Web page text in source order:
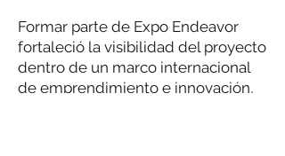
Formar parte de Expo Endeavor
fortaleció la visibilidad del proyecto
dentro de un marco internacional
de emprendimiento e innovación,